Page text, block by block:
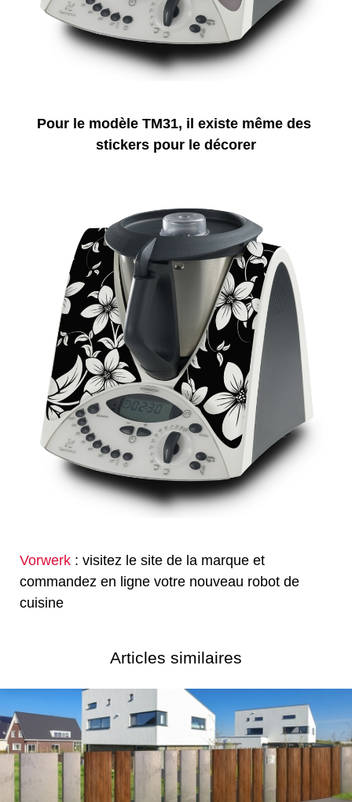
Pour le modèle TM31, il existe même des
stickers pour le décorer
Vorwerk : visitez le site de la marque et
commandez en ligne votre nouveau robot de
cuisine
Articles similaires